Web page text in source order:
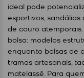
ideal pode
esportivos, sandálias
de couro
bolsa: modelos
enquanto bolsas de
tramas artesanais,
matelassê. Para